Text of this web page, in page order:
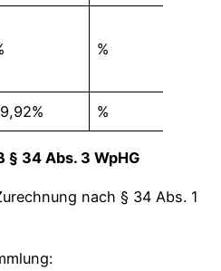
%
%
§ 34 Abs. 3 WpHG
nach § 34 Abs. 1